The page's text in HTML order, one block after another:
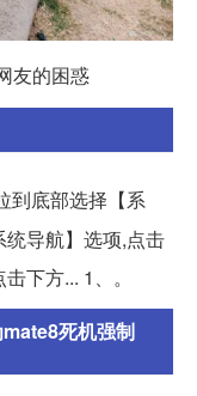
友的困惑
到底部选择【系
导航】选项,点击
下方... 1、。
死机强制